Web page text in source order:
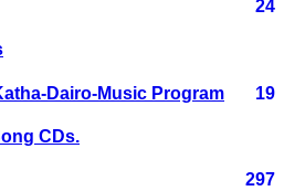
24
Dairo-Music Program 19
CDs.
297